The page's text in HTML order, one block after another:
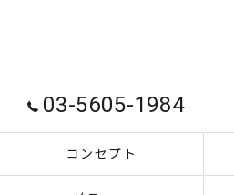
03-5605-1984
コンセプト